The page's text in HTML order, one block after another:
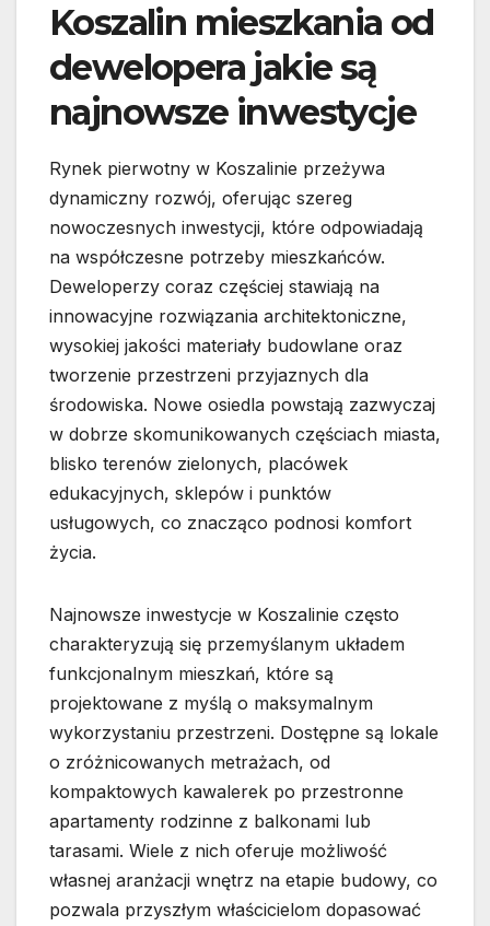
Koszalin mieszkania od
dewelopera jakie są
najnowsze inwestycje
Rynek pierwotny w Koszalinie przeżywa
dynamiczny rozwój, oferując szereg
nowoczesnych inwestycji, które odpowiadają
na współczesne potrzeby mieszkańców.
Deweloperzy coraz częściej stawiają na
innowacyjne rozwiązania architektoniczne,
wysokiej jakości materiały budowlane oraz
tworzenie przestrzeni przyjaznych dla
środowiska. Nowe osiedla powstają zazwyczaj
w dobrze skomunikowanych częściach miasta,
blisko terenów zielonych, placówek
edukacyjnych, sklepów i punktów
usługowych, co znacząco podnosi komfort
życia.
Najnowsze inwestycje w Koszalinie często
charakteryzują się przemyślanym układem
funkcjonalnym mieszkań, które są
projektowane z myślą o maksymalnym
wykorzystaniu przestrzeni. Dostępne są lokale
o zróżnicowanych metrażach, od
kompaktowych kawalerek po przestronne
apartamenty rodzinne z balkonami lub
tarasami. Wiele z nich oferuje możliwość
własnej aranżacji wnętrz na etapie budowy, co
pozwala przyszłym właścicielom dopasować